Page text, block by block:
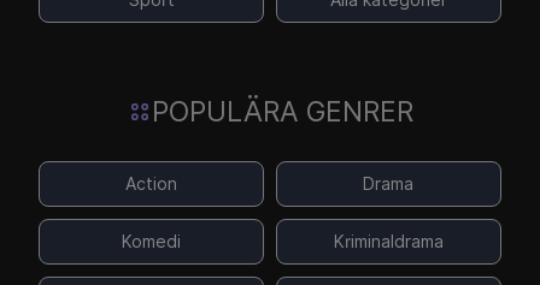
POPULÄRA GENRER
Action Drama
Komedi Kriminaldrama